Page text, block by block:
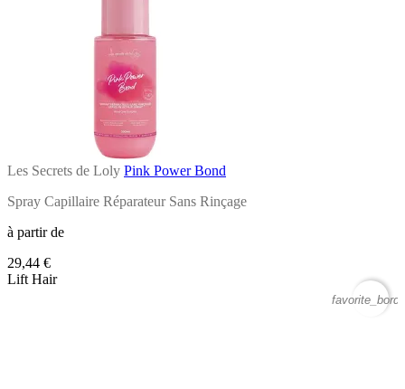
Les Secrets de Loly Pink Power Bond
Spray Capillaire Réparateur Sans Rinçage
à partir de
29,44 €
Lift Hair